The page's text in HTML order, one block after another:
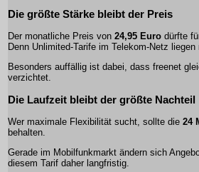
Die größte Stärke bleibt der Preis
Der monatliche Preis von 24,95 Euro dürfte
Denn Unlimited-Tarife im Telekom-Netz
Besonders auffällig ist dabei, dass freenet
verzichtet.
Die Laufzeit bleibt der größte Nachteil
Wer maximale Flexibilität sucht, sollte die 24
behalten.
Gerade im Mobilfunkmarkt ändern sich
diesem Tarif daher langfristig.